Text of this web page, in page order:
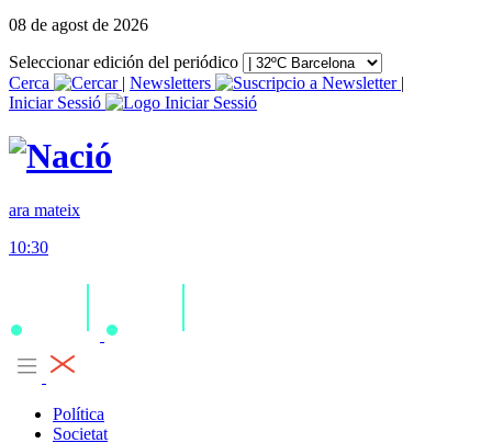
08 de agost de 2026
Seleccionar edición del periódico
Cerca
| Newsletters
|
Iniciar Sessió
ara mateix
10:30
Política
Societat